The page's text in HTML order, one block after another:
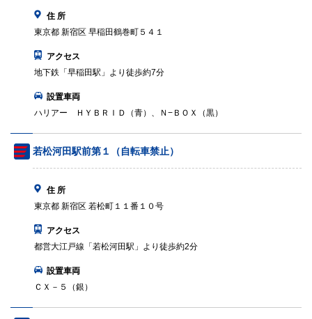
住 所
東京都 新宿区 早稲田鶴巻町５４１
アクセス
地下鉄「早稲田駅」より徒歩約7分
設置車両
ハリアー ＨＹＢＲＩＤ（青）、Ｎ−ＢＯＸ（黒）
若松河田駅前第１（自転車禁止）
住 所
東京都 新宿区 若松町１１番１０号
アクセス
都営大江戸線「若松河田駅」より徒歩約2分
設置車両
ＣＸ－５（銀）